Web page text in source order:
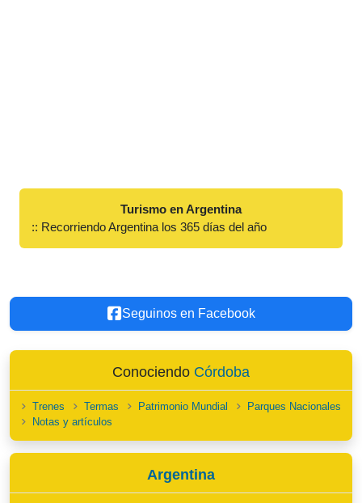
Turismo en Argentina
:: Recorriendo Argentina los 365 días del año
Seguinos en Facebook
Conociendo Córdoba
Trenes Termas Patrimonio Mundial
Parques Nacionales
Notas y artículos
Argentina